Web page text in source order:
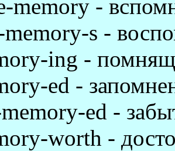
memory -
memory-s -
ing -
ed -
ed -
worth -